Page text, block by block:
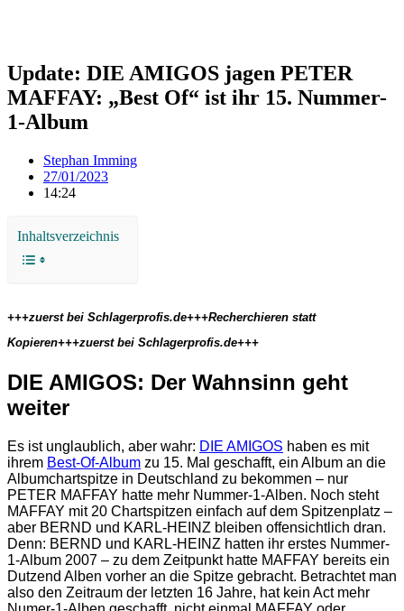
Update: DIE AMIGOS jagen PETER
MAFFAY: „Best Of“ ist ihr 15. Nummer-
1-Album
Stephan Imming
27/01/2023
14:24
Inhaltsverzeichnis
+++zuerst bei Schlagerprofis.de+++Recherchieren statt
Kopieren+++zuerst bei Schlagerprofis.de+++
DIE AMIGOS: Der Wahnsinn geht
weiter
Es ist unglaublich, aber wahr: DIE AMIGOS haben es mit
ihrem Best-Of-Album zu 15. Mal geschafft, ein Album an die
Albumchartspitze in Deutschland zu bekommen – nur
PETER MAFFAY hatte mehr Nummer-1-Alben. Noch steht
MAFFAY mit 20 Chartspitzen einfach auf dem Spitzenplatz –
aber BERND und KARL-HEINZ bleiben offensichtlich dran.
Denn: BERND und KARL-HEINZ hatten ihr erstes Nummer-
1-Album 2007 – zu dem Zeitpunkt hatte MAFFAY bereits ein
Dutzend Alben vorher an die Spitze gebracht. Betrachtet man
also den Zeitraum der letzten 16 Jahre, hat kein Act mehr